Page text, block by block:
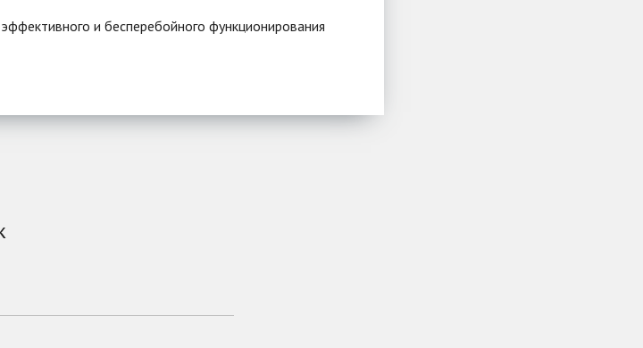
и бесперебойного функционирования